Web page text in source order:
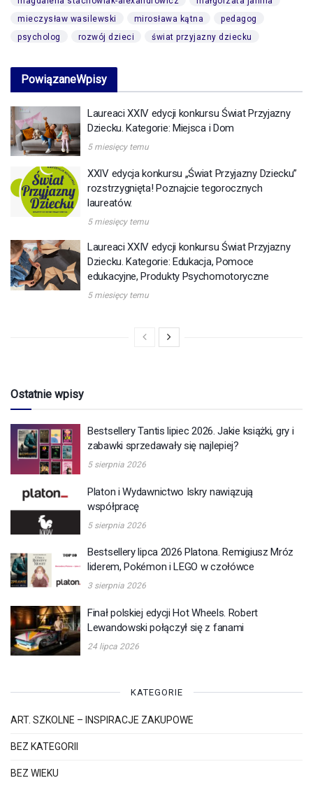
mieczysław wasilewski
mirosława kątna
pedagog
psycholog
rozwój dzieci świat przyjazny dziecku
PowiązaneWpisy
Laureaci XXIV edycji konkursu Świat Przyjazny
Dziecku. Kategorie: Miejsca i Dom
5 miesięcy temu
XXIV edycja konkursu „Świat Przyjazny Dziecku”
rozstrzygnięta! Poznajcie tegorocznych
laureatów.
5 miesięcy temu
Laureaci XXIV edycji konkursu Świat Przyjazny
Dziecku. Kategorie: Edukacja, Pomoce
edukacyjne, Produkty Psychomotoryczne
5 miesięcy temu
Ostatnie wpisy
Bestsellery Tantis lipiec 2026. Jakie książki, gry i
zabawki sprzedawały się najlepiej?
5 sierpnia 2026
Platon i Wydawnictwo Iskry nawiązują
współpracę
5 sierpnia 2026
Bestsellery lipca 2026 Platona. Remigiusz Mróz
liderem, Pokémon i LEGO w czołówce
3 sierpnia 2026
Finał polskiej edycji Hot Wheels. Robert
Lewandowski połączył się z fanami
24 lipca 2026
KATEGORIE
ART. SZKOLNE – INSPIRACJE ZAKUPOWE
BEZ KATEGORII
BEZ WIEKU